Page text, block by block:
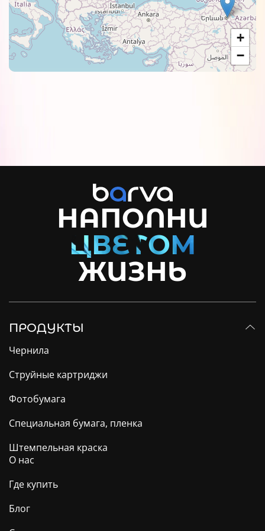
+
−
НАПОЛНИ
ЖИЗНЬ
ПРОДУКТЫ
Чернила
Струйные картриджи
Фотобумага
Специальная бумага, пленка
Штемпельная краска
О нас
Где купить
Блог